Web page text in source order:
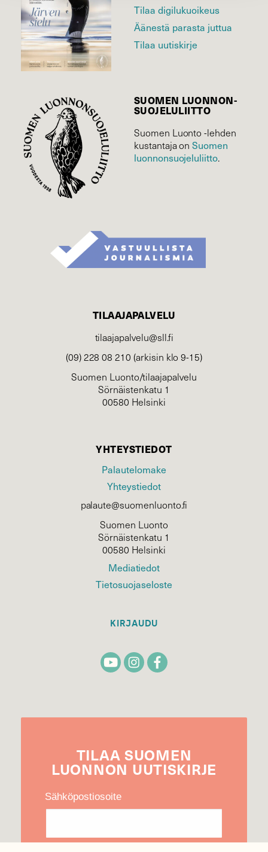
Tilaa digilukuoikeus
Äänestä parasta juttua
Tilaa uutiskirje
SUOMEN LUONNON­
SUOJELU­LIITTO
Suomen Luonto -lehden
kustantaja onSuomen
luonnonsuojelu­liitto.
TILAAJAPALVELU
tilaajapalvelu@sll.fi
(09) 228 08 210 (arkisin klo 9-15)
Suomen Luonto/tilaajapalvelu
Sörnäistenkatu 1
00580 Helsinki
YHTEYSTIEDOT
Palautelomake
Yhteystiedot
palaute@suomenluonto.fi
Suomen Luonto
Sörnäistenkatu 1
00580 Helsinki
Mediatiedot
Tietosuojaseloste
KIRJAUDU
TILAA SUOMEN
LUONNON UUTIS­KIRJE
Sähköpostiosoite